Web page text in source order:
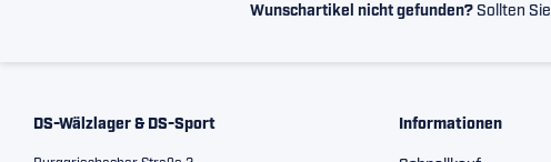
Wunschartikel nicht gefunden?Sollten
DS-Wälzlager & DS-Sport Informationen